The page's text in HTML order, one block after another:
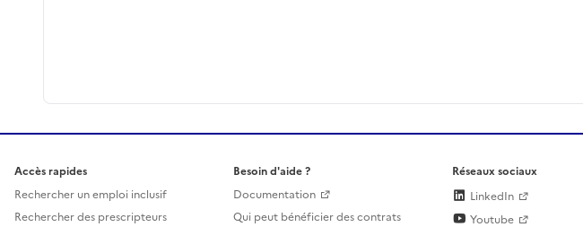
Accès rapides
Rechercher un emploi inclusif
Rechercher des prescripteurs
Besoin d'aide ?
Documentation
Qui peut bénéficier des contrats
Réseaux sociaux
LinkedIn
Youtube